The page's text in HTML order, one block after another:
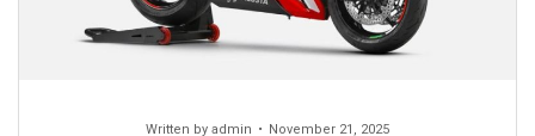
Written by admin November 21, 2025